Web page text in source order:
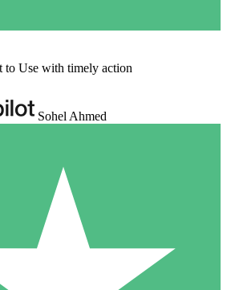
to Use with timely action
Sohel Ahmed